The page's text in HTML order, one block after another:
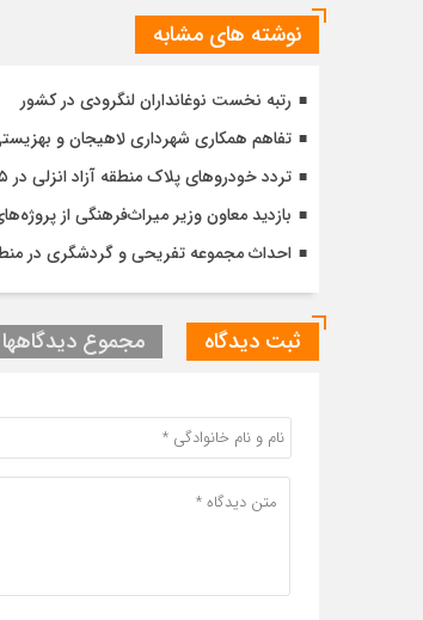
نوشته های مشابه
رتبه نخست نوغانداران لنگرودی در کشور
تفاهم همکاری شهرداری لاهیجان و
تردد خودروهای پلاک منطقه آزاد انزلی در ۵ استان آزاد شد
بازدید معاون وزیر میراث‌فرهنگی از
احداث مجموعه تفریحی و گردشگری در
ثبت دیدگاه مجموع دیدگاهها :